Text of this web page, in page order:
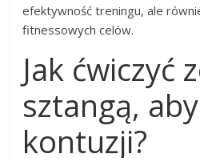
efektywność treningu, ale
fitnessowych celów.
Jak ćwiczyć
sztangą,
kontuzji?